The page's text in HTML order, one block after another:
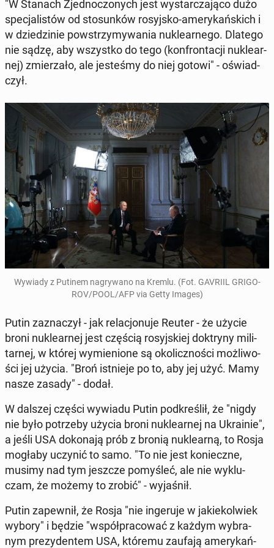
"W Stanach Zjed­no­czo­nych jest wy­star­cza­ją­co dużo
spe­cja­li­stów od sto­sun­ków ro­syj­sko-ame­ry­kań­skich i
w dzie­dzi­nie po­wstrzy­my­wa­nia nu­kle­ar­ne­go. Dlatego
nie sądzę, aby wszyst­ko do tego (kon­fron­ta­cji nu­kle­ar­
nej) zmie­rza­ło, ale je­ste­śmy do niej gotowi" - oświad­
czył.
Wywiady z Putinem na­gry­wa­no na Kremlu. (Fot. GAVRIIL GRI­GO­
ROV/POOL/AFP via Getty Images)
Putin za­zna­czył - jak re­la­cjo­nu­je Reuter - że użycie
broni nu­kle­ar­nej jest częścią ro­syj­skiej dok­try­ny mi­li­
tar­nej, w której wy­mie­nio­ne są oko­licz­no­ści moż­li­wo­
ści jej użycia. "Broń ist­nie­je po to, aby jej użyć. Mamy
nasze zasady" - dodał.
W dalszej części wywiadu Putin pod­kre­ślił, że "nigdy
nie było po­trze­by użycia broni nu­kle­ar­nej na Ukra­inie",
a jeśli USA do­ko­na­ją prób z bronią nu­kle­ar­ną, to Rosja
mogłaby uczynić to samo. "To nie jest ko­niecz­ne,
musimy nad tym jeszcze po­my­śleć, ale nie wy­klu­
czam, że możemy to zrobić" - wy­ja­śnił.
Putin za­pew­nił, że Rosja "nie in­ge­ru­je w ja­kie­kol­wiek
wybory" i będzie "współ­pra­co­wać z każdym wy­bra­
nym pre­zy­den­tem USA, któremu zaufają ame­ry­kań­